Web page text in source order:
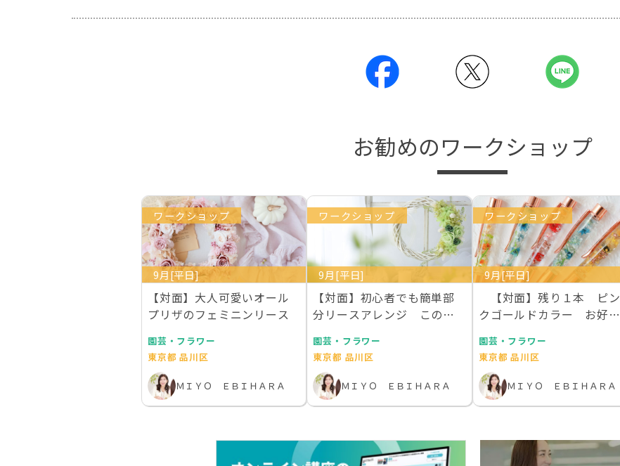
お勧めのワークショップ
ワークショップ
9月[平日]
【対面】大人可愛いオール
プリザのフェミニンリース
園芸・フラワー
東京都 品川区
ＭＩＹＯ ＥＢＩＨＡＲＡ
ワークショップ
9月[平日]
【対面】初心者でも簡単部
分リースアレンジ この世
園芸・フラワー
東京都 品川区
ＭＩＹＯ ＥＢＩＨＡＲＡ
ワークショップ
9月[平日]
【対面】残り１本 ピン
クゴールドカラー お好き
園芸・フラワー
東京都 品川区
ＭＩＹＯ ＥＢＩＨＡＲＡ